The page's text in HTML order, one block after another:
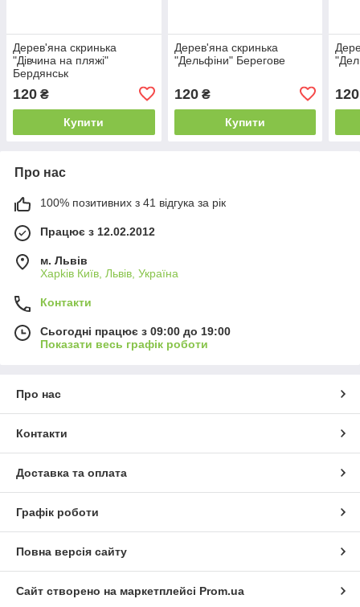
Дерев'яна скринька
"Дівчина на пляжі"
Бердянськ
120 ₴
Купити
Дерев'яна скринька
"Дельфіни" Берегове
120₴
Купити
120
Про нас
100% позитивних з 41 відгука за рік
Працює з 12.02.2012
м. Львів
Харkiв Київ, Львів, Україна
Контакти
Сьогодні працює з 09:00 до 19:00
Показати весь графік роботи
Про нас
Контакти
Доставка та оплата
Графік роботи
Повна версія сайту
Сайт створено на маркетплейсі Prom.ua